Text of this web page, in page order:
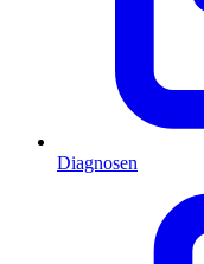
Diagnosen